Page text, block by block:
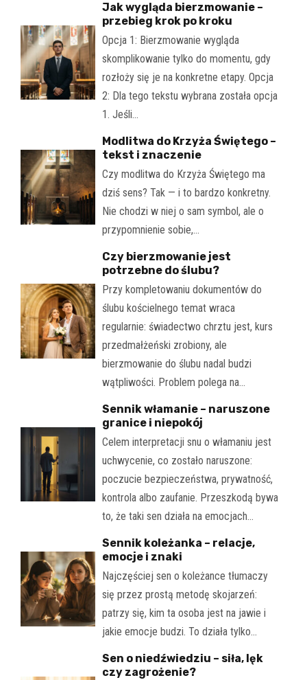
Jak wygląda bierzmowanie –
przebieg krok po kroku
Opcja 1: Bierzmowanie wygląda
skomplikowanie tylko do momentu, gdy
rozłoży się je na konkretne etapy. Opcja
2: Dla tego tekstu wybrana została opcja
1. Jeśli…
Modlitwa do Krzyża Świętego –
tekst i znaczenie
Czy modlitwa do Krzyża Świętego ma
dziś sens? Tak — i to bardzo konkretny.
Nie chodzi w niej o sam symbol, ale o
przypomnienie sobie,…
Czy bierzmowanie jest
potrzebne do ślubu?
Przy kompletowaniu dokumentów do
ślubu kościelnego temat wraca
regularnie: świadectwo chrztu jest, kurs
przedmałżeński zrobiony, ale
bierzmowanie do ślubu nadal budzi
wątpliwości. Problem polega na…
Sennik włamanie – naruszone
granice i niepokój
Celem interpretacji snu o włamaniu jest
uchwycenie, co zostało naruszone:
poczucie bezpieczeństwa, prywatność,
kontrola albo zaufanie. Przeszkodą bywa
to, że taki sen działa na emocjach…
Sennik koleżanka – relacje,
emocje i znaki
Najczęściej sen o koleżance tłumaczy
się przez prostą metodę skojarzeń:
patrzy się, kim ta osoba jest na jawie i
jakie emocje budzi. To działa tylko…
Sen o niedźwiedziu – siła, lęk
czy zagrożenie?